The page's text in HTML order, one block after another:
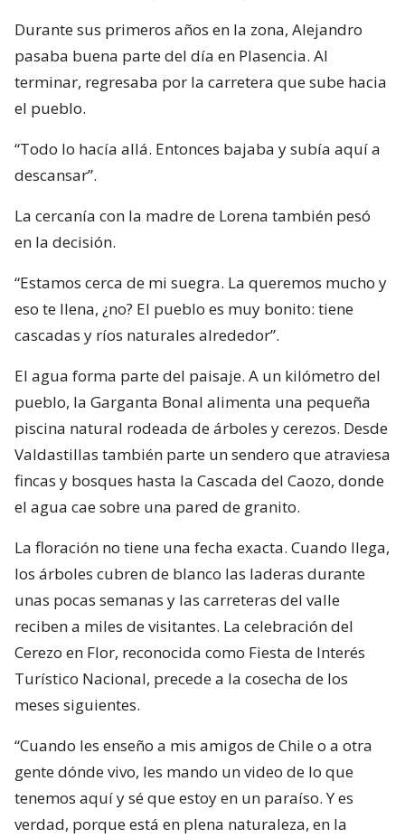
Durante sus primeros años en la zona, Alejandro
pasaba buena parte del día en Plasencia. Al
terminar, regresaba por la carretera que sube hacia
el pueblo.
“Todo lo hacía allá. Entonces bajaba y subía aquí a
descansar”.
La cercanía con la madre de Lorena también pesó
en la decisión.
“Estamos cerca de mi suegra. La queremos mucho y
eso te llena, ¿no? El pueblo es muy bonito: tiene
cascadas y ríos naturales alrededor”.
El agua forma parte del paisaje. A un kilómetro del
pueblo, la Garganta Bonal alimenta una pequeña
piscina natural rodeada de árboles y cerezos. Desde
Valdastillas también parte un sendero que atraviesa
fincas y bosques hasta la Cascada del Caozo, donde
el agua cae sobre una pared de granito.
La floración no tiene una fecha exacta. Cuando llega,
los árboles cubren de blanco las laderas durante
unas pocas semanas y las carreteras del valle
reciben a miles de visitantes. La celebración del
Cerezo en Flor, reconocida como Fiesta de Interés
Turístico Nacional, precede a la cosecha de los
meses siguientes.
“Cuando les enseño a mis amigos de Chile o a otra
gente dónde vivo, les mando un video de lo que
tenemos aquí y sé que estoy en un paraíso. Y es
verdad, porque está en plena naturaleza, en la